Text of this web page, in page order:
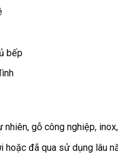
bếp
nhiên, gỗ công nghiệp,
hoặc đã qua sử dụng lâu